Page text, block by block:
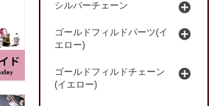
シルバーチェーン
ゴールドフィルドパーツ(イ
エロー)
ゴールドフィルドチェーン
(イエロー)